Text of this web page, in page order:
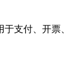
于支付、开票、